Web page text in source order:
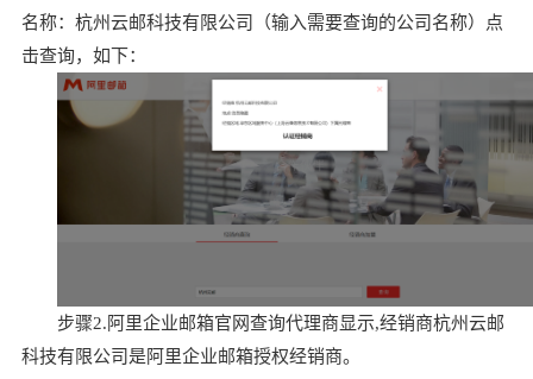
名称：杭州云邮科技有限公司（输入需要查询的公司名称）点
击查询，如下：
步骤2.阿里企业邮箱官网查询代理商显示,经销商杭州云邮
科技有限公司是阿里企业邮箱授权经销商。